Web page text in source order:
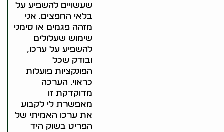
שעשויים להשפיע על
בלאי החפצים. אני
מזהה פגמים או סימני
שימוש שעלולים
להשפיע על ערכו,
ובודק שכל
הפונקציות פועלות
כראוי. הערכה
מדוקדקת זו
מאפשרת לי לקבוע
את ערכו האמיתי של
הפריט בשוק היד